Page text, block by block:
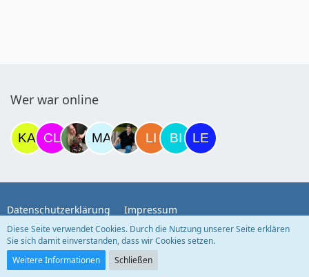
Wer war online
Datenschutzerklärung Impressum
Community-Software:
Diese Seite verwendet Cookies. Durch die Nutzung unserer Seite erklären
Sie sich damit einverstanden, dass wir Cookies setzen.
Weitere Informationen
Schließen